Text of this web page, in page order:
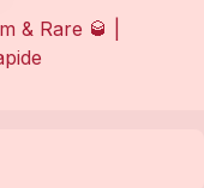
& Rare 🥃 |